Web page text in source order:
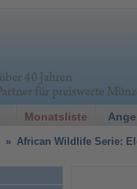
Monatsliste
» African Wildlife Serie: